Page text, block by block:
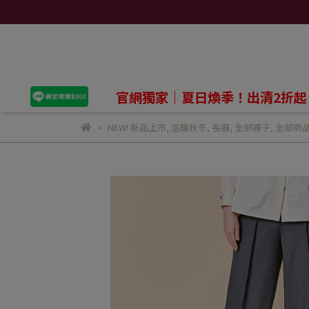
官網獨家｜夏日煥季！出清2折起
NEW! 新品上市, 溫暖秋冬, 長褲, 全部褲子, 全部商